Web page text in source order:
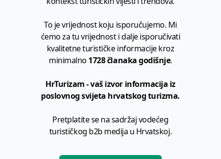
To je vrijednost koju isporučujemo. Mi
ćemo za tu vrijednost i dalje isporučivati
kvalitetne turističke informacije kroz
minimalno 1728 članaka godišnje.
HrTurizam - vaš izvor informacija iz
poslovnog svijeta hrvatskog turizma.
Pretplatite se na sadržaj vodećeg
turističkog b2b medija u Hrvatskoj.